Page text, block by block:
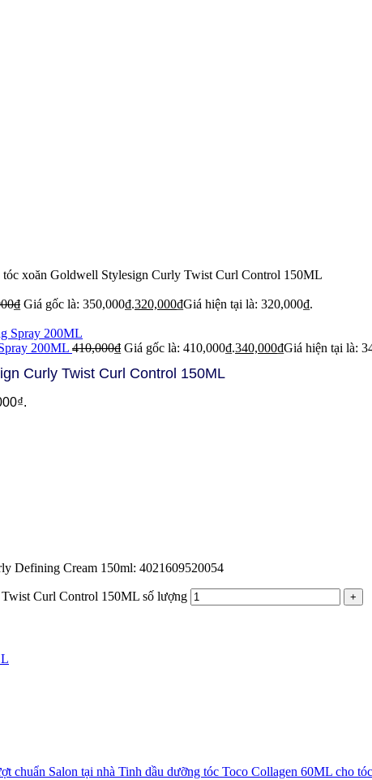
tóc xoăn Goldwell Stylesign Curly Twist Curl Control 150ML
₫ Giá gốc là: 350,000₫.320,000₫Giá hiện tại là: 320,000₫.
200ML 410,000₫ Giá gốc là: 410,000₫.340,000₫Giá hiện tại là:
Curly Twist Curl Control 150ML
Defining Cream 150ml: 4021609520054
Curl Control 150ML số lượng
Tinh dầu dưỡng tóc Toco Collagen 60ML cho